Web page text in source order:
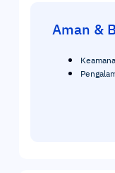
Aman &